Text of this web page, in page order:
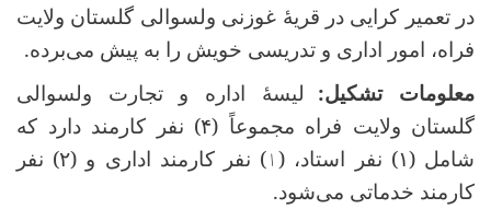
در تعمیر کرایی در قریۀ غوزنی ولسوالی گلستان ولایت
فراه، امور اداری و تدریسی خویش را به پیش می‌برده.
معلومات تشکیل: لیسۀ اداره و تجارت ولسوالی
گلستان ولایت فراه مجموعاً (۴)
نفر کارمند دارد که
شامل (۱) نفر استاد، (۱) نفر کارمند اداری و (۲)
نفر
کارمند خدماتی می‌شود.